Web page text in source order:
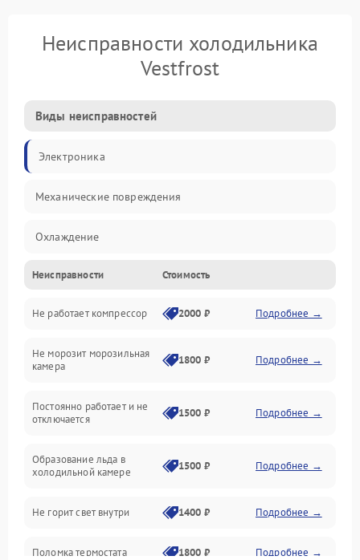
Неисправности холодильника
Vestfrost
Виды неисправностей
Электроника
Механические повреждения
Охлаждение
Механика
Электропитание
Дренаж
Неисправности Стоимость
Не работает компрессор 2000 ₽ Подробнее →
Не морозит морозильная
камера
1800 ₽ Подробнее →
Постоянно работает и не
отключается
1500 ₽ Подробнее →
Образование льда в
холодильной камере
1500 ₽ Подробнее →
Не горит свет внутри 1400 ₽ Подробнее →
Поломка термостата 1800 ₽ Подробнее →